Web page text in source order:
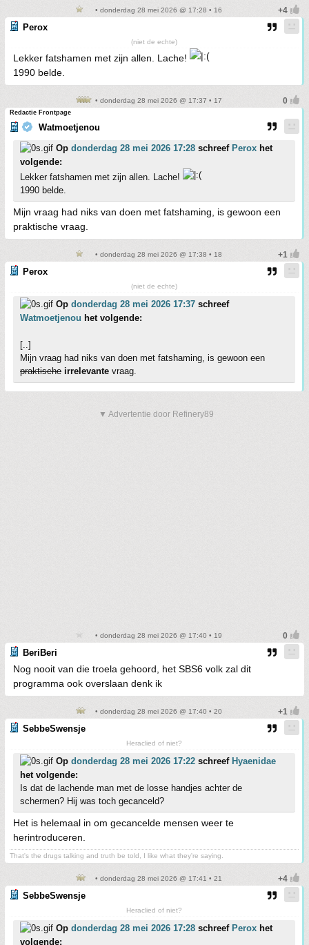
• donderdag 28 mei 2026 @ 17:28 • 16
Perox
(niet de echte)
Lekker fatshamen met zijn allen. Lache!
1990 belde.
• donderdag 28 mei 2026 @ 17:37 • 17
Redactie Frontpage
Watmoetjenou
Op donderdag 28 mei 2026 17:28 schreef Perox het
volgende:
Lekker fatshamen met zijn allen. Lache!
1990 belde.
Mijn vraag had niks van doen met fatshaming, is gewoon een
praktische vraag.
• donderdag 28 mei 2026 @ 17:38 • 18
Perox
(niet de echte)
Op donderdag 28 mei 2026 17:37 schreef
Watmoetjenou het volgende:
[..]
Mijn vraag had niks van doen met fatshaming, is gewoon een
praktische irrelevante vraag.
▼ Advertentie door Refinery89
• donderdag 28 mei 2026 @ 17:40 • 19
BeriBeri
Nog nooit van die troela gehoord, het SBS6 volk zal dit
programma ook overslaan denk ik
• donderdag 28 mei 2026 @ 17:40 • 20
SebbeSwensje
Heraclied of niet?
Op donderdag 28 mei 2026 17:22 schreef Hyaenidae
het volgende:
Is dat de lachende man met de losse handjes achter de
schermen? Hij was toch gecanceld?
Het is helemaal in om gecancelde mensen weer te
herintroduceren.
That's the drugs talking and truth be told, I like what they're saying.
• donderdag 28 mei 2026 @ 17:41 • 21
SebbeSwensje
Heraclied of niet?
Op donderdag 28 mei 2026 17:28 schreef Perox het
volgende: